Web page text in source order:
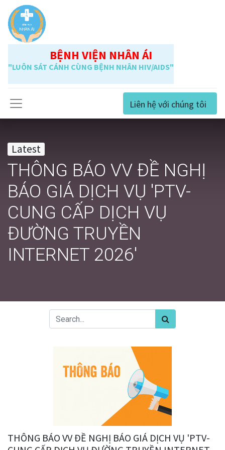
BỆNH VIỆN NHÂN ÁI
"LUÔN SÁT CÁNH CÙNG BỆNH NHÂN HIV/AIDS"
Liên hệ với chúng tôi
Latest
THÔNG BÁO VV ĐỀ NGHỊ
BÁO GIÁ DỊCH VỤ 'PTV-
CUNG CẤP DỊCH VỤ
ĐƯỜNG TRUYỀN
INTERNET 2026'
THÔNG BÁO VV ĐỀ NGHỊ BÁO GIÁ DỊCH VỤ 'PTV-